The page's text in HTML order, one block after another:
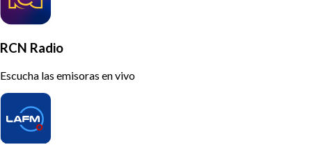
RCN Radio
Escucha las emisoras en vivo